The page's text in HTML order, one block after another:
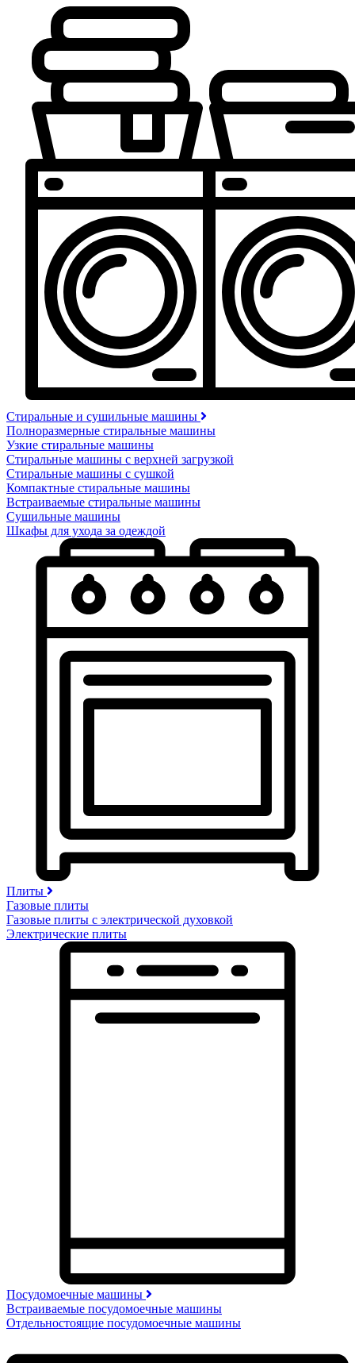
Стиральные и сушильные машины
Полноразмерные стиральные машины
Узкие стиральные машины
Стиральные машины с верхней загрузкой
Стиральные машины с сушкой
Компактные стиральные машины
Встраиваемые стиральные машины
Сушильные машины
Шкафы для ухода за одеждой
Плиты
Газовые плиты
Газовые плиты с электрической духовкой
Электрические плиты
Посудомоечные машины
Встраиваемые посудомоечные машины
Отдельностоящие посудомоечные машины